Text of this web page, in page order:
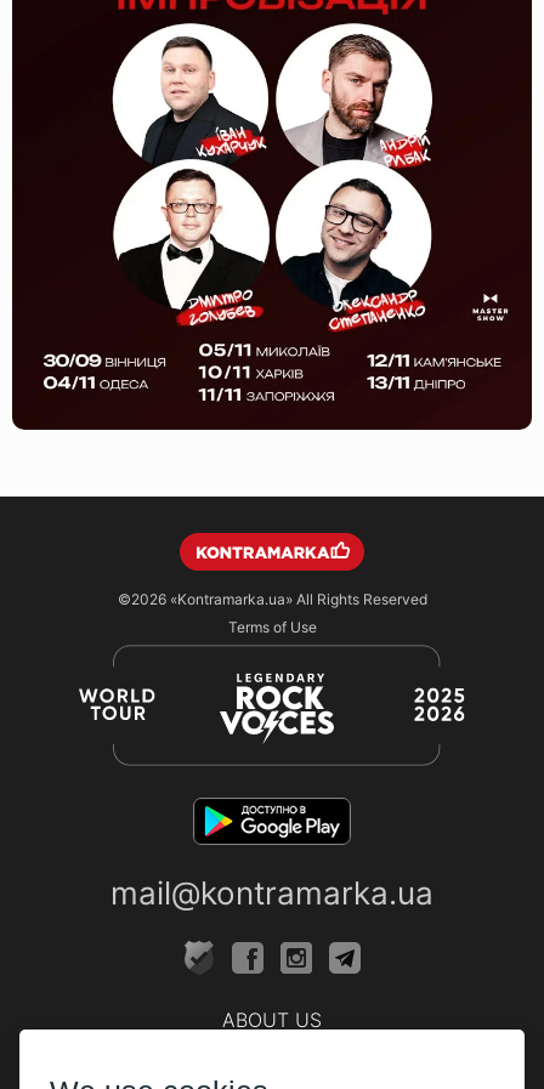
©2026 «Kontramarka.ua»All Rights Reserved
Terms of Use
mail@kontramarka.ua
ABOUT US